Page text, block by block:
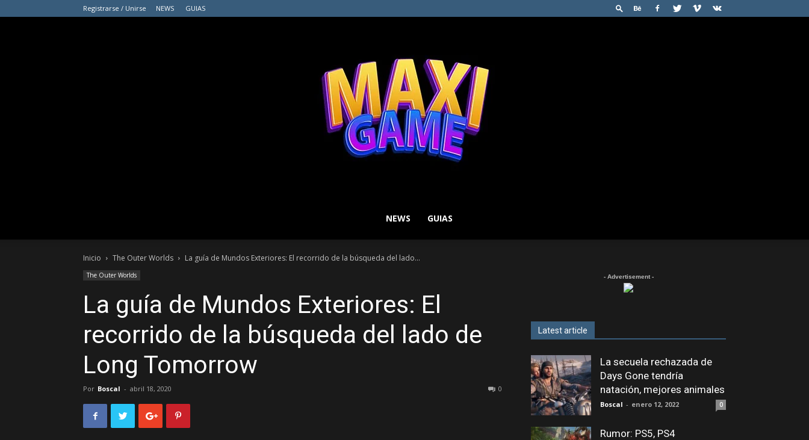
Registrarse / Unirse NEWS GUIAS
GAME
NEWS GUIAS
Inicio The Outer Worlds La guía de Mundos Exteriores: El recorrido de la búsqueda del lado...
The Outer Worlds
La guía de Mundos Exteriores: El
recorrido de la búsqueda del lado de
Long Tomorrow
Por Boscal - abril 18, 2020 0
- Advertisement -
Latest article
La secuela rechazada de
Days Gone tendría
natación, mejores animales
Boscal - enero 12, 2022 0
Rumor: PS5, PS4